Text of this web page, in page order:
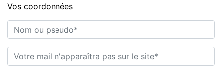
Vos coordonnées
Nom ou pseudo*
E-mail*